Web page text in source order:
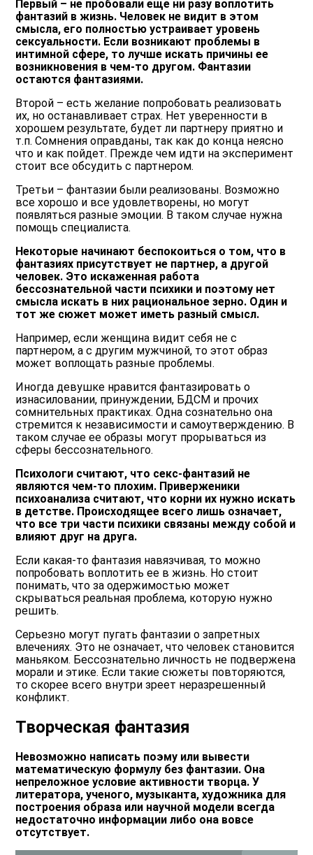
Первый – не пробовали еще ни разу воплотить
фантазий в жизнь. Человек не видит в этом
смысла, его полностью устраивает уровень
сексуальности. Если возникают проблемы в
интимной сфере, то лучше искать причины ее
возникновения в чем-то другом. Фантазии
остаются фантазиями.
Второй – есть желание попробовать реализовать
их, но останавливает страх. Нет уверенности в
хорошем результате, будет ли партнеру приятно и
т.п. Сомнения оправданы, так как до конца неясно
что и как пойдет. Прежде чем идти на эксперимент
стоит все обсудить с партнером.
Третьи – фантазии были реализованы. Возможно
все хорошо и все удовлетворены, но могут
появляться разные эмоции. В таком случае нужна
помощь специалиста.
Некоторые начинают беспокоиться о том, что в
фантазиях присутствует не партнер, а другой
человек. Это искаженная работа
бессознательной части психики и поэтому нет
смысла искать в них рациональное зерно. Один и
тот же сюжет может иметь разный смысл.
Например, если женщина видит себя не с
партнером, а с другим мужчиной, то этот образ
может воплощать разные проблемы.
Иногда девушке нравится фантазировать о
изнасиловании, принуждении, БДСМ и прочих
сомнительных практиках. Одна сознательно она
стремится к независимости и самоутверждению. В
таком случае ее образы могут прорываться из
сферы бессознательного.
Психологи считают, что секс-фантазий не
являются чем-то плохим. Приверженики
психоанализа считают, что корни их нужно искать
в детстве. Происходящее всего лишь означает,
что все три части психики связаны между собой и
влияют друг на друга.
Если какая-то фантазия навязчивая, то можно
попробовать воплотить ее в жизнь. Но стоит
понимать, что за одержимостью может
скрываться реальная проблема, которую нужно
решить.
Серьезно могут пугать фантазии о запретных
влечениях. Это не означает, что человек становится
маньяком. Бессознательно личность не подвержена
морали и этике. Если такие сюжеты повторяются,
то скорее всего внутри зреет неразрешенный
конфликт.
Творческая фантазия
Невозможно написать поэму или вывести
математическую формулу без фантазии. Она
непреложное условие активности творца. У
литератора, ученого, музыканта, художника для
построения образа или научной модели всегда
недостаточно информации либо она вовсе
отсутствует.